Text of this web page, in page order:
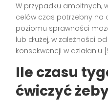
W przypadku ambitnych,
celów czas potrzebny na
poziomu sprawności
lub dłużej, w zależności
konsekwencji w działaniu
Ile czasu
ćwiczyć